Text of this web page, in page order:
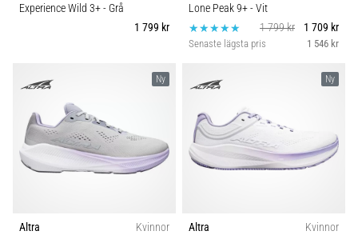
Experience Wild 3+- Grå
1 799 kr
Lone Peak 9+- Vit
1 799 kr
1 709 kr
Senaste lägsta pris 1 546 kr
Ny
Altra
Kvinnor
Ny
Altra
Kvinnor